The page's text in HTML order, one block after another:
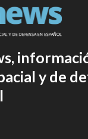
y de